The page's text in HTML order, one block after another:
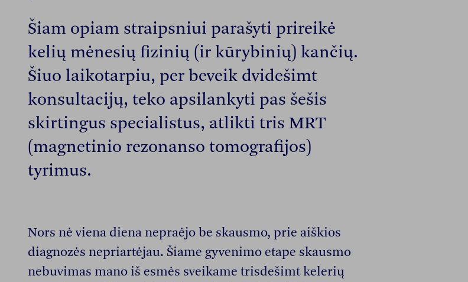
Šiam opiam straipsniui parašyti prireikė
kelių mėnesių fizinių (ir kūrybinių) kančių.
Šiuo laikotarpiu, per beveik dvidešimt
konsultacijų, teko apsilankyti pas šešis
skirtingus specialistus, atlikti tris MRT
(magnetinio rezonanso tomografijos)
tyrimus.
Nors nė viena diena nepraėjo be skausmo, prie aiškios
diagnozės nepriartėjau. Šiame gyvenimo etape skausmo
nebuvimas mano iš esmės sveikame trisdešimt kelerių